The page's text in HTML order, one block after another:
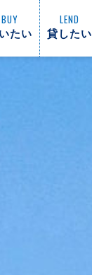
BUY
たい
LEND
貸したい